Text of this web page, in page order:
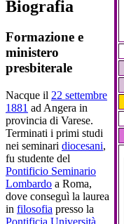
Biografia
Formazione e
ministero
presbiterale
Nacque il 22 settembre
1881 ad Angera in
provincia di Varese.
Terminati i primi studi
nei seminari diocesani,
fu studente del
Pontificio Seminario
Lombardo a Roma,
dove conseguì la laurea
in filosofia presso la